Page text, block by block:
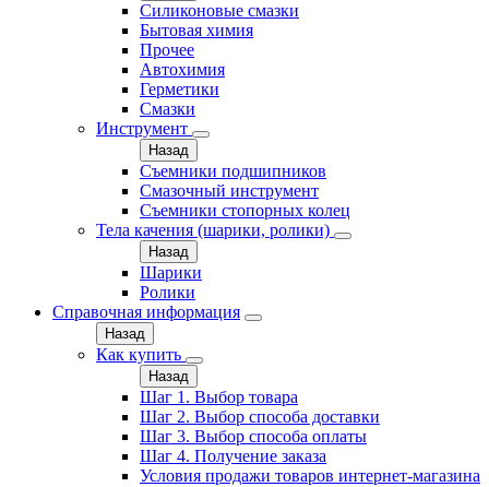
Силиконовые смазки
Бытовая химия
Прочее
Автохимия
Герметики
Смазки
Инструмент
Назад
Съемники подшипников
Смазочный инструмент
Съемники стопорных колец
Тела качения (шарики, ролики)
Назад
Шарики
Ролики
Справочная информация
Назад
Как купить
Назад
Шаг 1. Выбор товара
Шаг 2. Выбор способа доставки
Шаг 3. Выбор способа оплаты
Шаг 4. Получение заказа
Условия продажи товаров интернет-магазина